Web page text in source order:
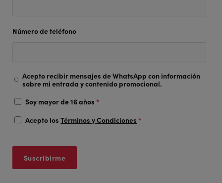
Número de teléfono
Acepto recibir mensajes de WhatsApp con información
sobre mi entrada y contenido promocional.
Soy mayor de 16 años *
Acepto losTérminos y Condiciones *